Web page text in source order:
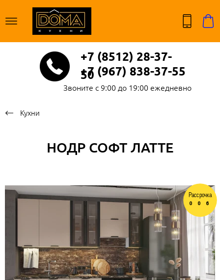
+7 (8512) 28-37-
50
Звоните с 9:00 до 19:00 ежедневно
+7 (967) 838-37-55
Кухни
НОДР СОФТ ЛАТТЕ